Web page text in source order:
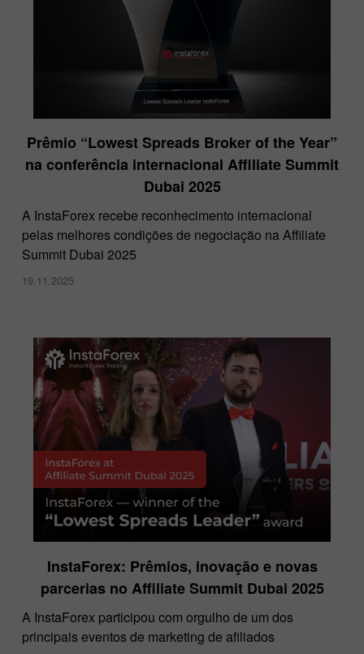
Prêmio “Lowest Spreads Broker of the Year”
na conferência internacional Affiliate Summit
Dubai 2025
A InstaForex recebe reconhecimento internacional
pelas melhores condições de negociação na Affiliate
Summit Dubai 2025
19.11.2025
InstaForex: Prêmios, inovação e novas
parcerias no Affiliate Summit Dubai 2025
A InstaForex participou com orgulho de um dos
principais eventos de marketing de afiliados